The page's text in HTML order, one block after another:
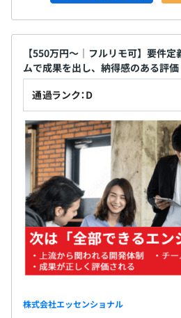
・S氏
職歴：アプリケーションエンジ
フェーズ：要件定義～基本設計／
業界：業務系システム
業務：既存業務システム刷新プ
弊社の誠実な姿勢に共感いただ
た。
現場に近い立場で課題整理や調
チーム全体を支えてくださってい
エンジニアチーム人数：13名
◼︎開発形態：開発43％、インフラ
【550万円〜｜フルリモ可】要件
ムで成果を出し、納得感のある評価
通過ランク：D
株式会社エッセンショナル